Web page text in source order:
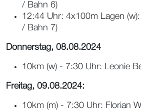
/ Bahn 6)
12:44 Uhr: 4x100m Lagen (w):
/ Bahn 7)
Donnerstag, 08.08.2024
10km (w) - 7:30 Uhr: Leonie
Freitag, 09.08.2024:
10km (m) - 7:30 Uhr: Florian